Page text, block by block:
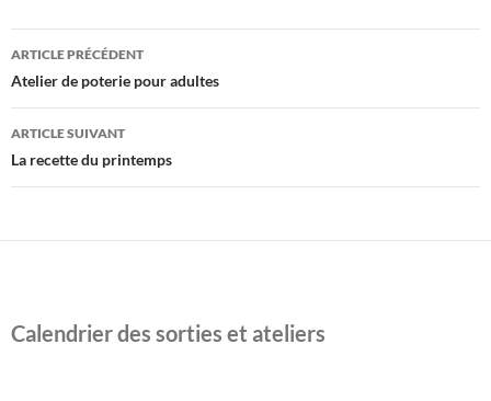
Navigation
des
articles
ARTICLE PRÉCÉDENT
Atelier de poterie pour adultes
ARTICLE SUIVANT
La recette du printemps
Calendrier des sorties et ateliers